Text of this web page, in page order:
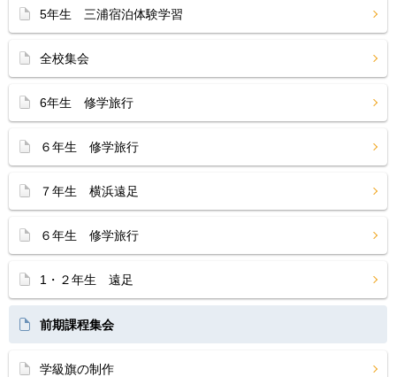
5年生 三浦宿泊体験学習
全校集会
6年生 修学旅行
６年生 修学旅行
７年生 横浜遠足
６年生 修学旅行
1・２年生 遠足
前期課程集会
学級旗の制作